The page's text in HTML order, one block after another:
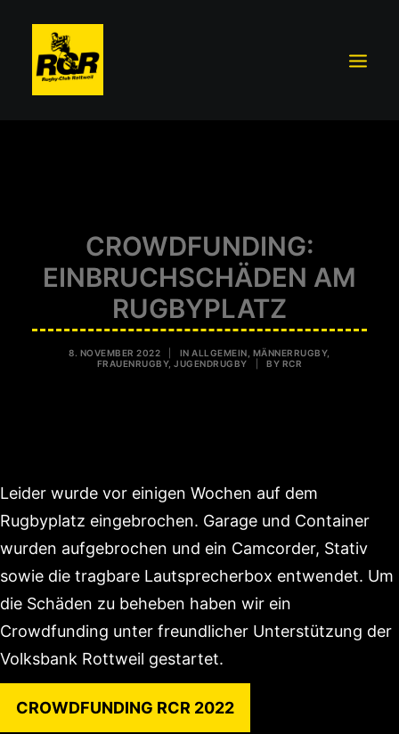
SCHUTZKONZEPT
FÖRDERVEREIN RCR E.V.
SPONSOREN UND PARTNER
VORSTAND
CROWDFUNDING:
EINBRUCHSCHÄDEN AM
RUGBYPLATZ
8. NOVEMBER 2022 INALLGEMEIN MÄNNERRUGBY,
FRAUENRUGBY,JUGENDRUGBY BY RCR
Leider wurde vor einigen Wochen auf dem
Rugbyplatz eingebrochen. Garage und Container
wurden aufgebrochen und ein Camcorder, Stativ
sowie die tragbare Lautsprecherbox entwendet. Um
die Schäden zu beheben haben wir ein
Crowdfunding unter freundlicher Unterstützung der
Volksbank Rottweil gestartet.
CROWDFUNDING RCR 2022